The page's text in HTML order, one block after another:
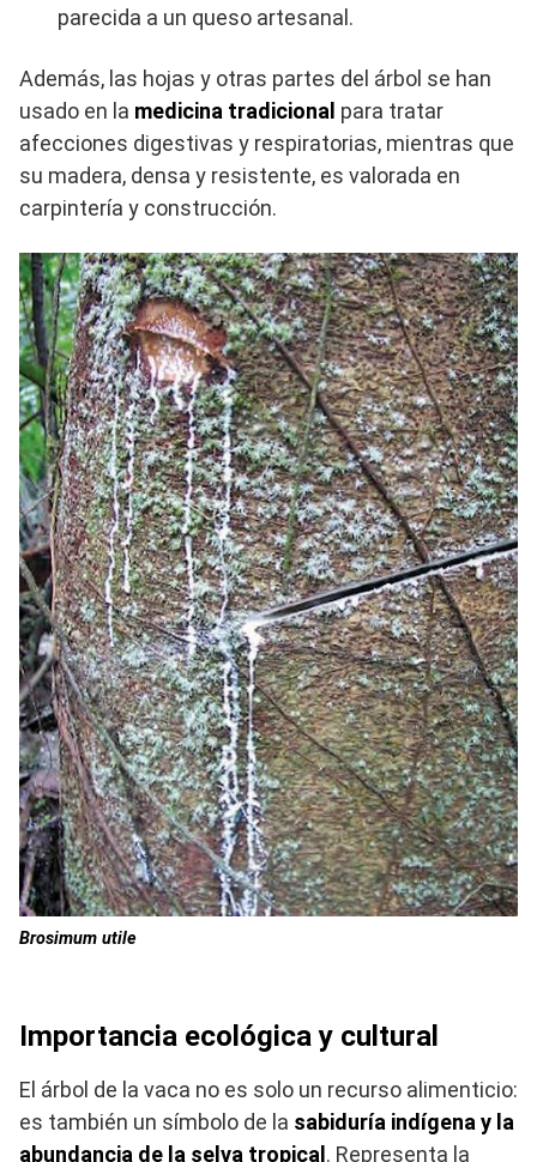
parecida a un queso artesanal.
Además, las hojas y otras partes del árbol se han
usado en la medicina tradicional para tratar
afecciones digestivas y respiratorias, mientras que
su madera, densa y resistente, es valorada en
carpintería y construcción.
Brosimum utile
Importancia ecológica y cultural
El árbol de la vaca no es solo un recurso alimenticio:
es también un símbolo de la sabiduría indígena y la
abundancia de la selva tropical. Representa la